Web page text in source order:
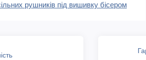
рушників під вишивку бісером